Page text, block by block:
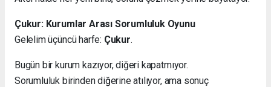
Çukur: Kurumlar Arası Sorumluluk Oyunu
Gelelim üçüncü harfe: Çukur.
Bugün bir kurum kazıyor, diğeri kapatmıyor.
Sorumluluk birinden diğerine atılıyor, ama sonuç